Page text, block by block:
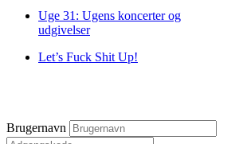
Uge 31: Ugens koncerter og
udgivelser
Let’s Fuck Shit Up!
Brugernavn